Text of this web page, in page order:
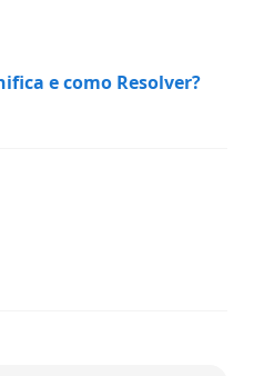
e como Resolver?